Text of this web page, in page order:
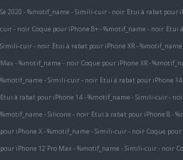
Se 2020 - %motif_name - Simili-cuir - noir Etui à rabat pour
cuir - noir Coque pour iPhone 8+ - %motif_name - noir Etui
Simili-cuir - noir Etui à rabat pour iPhone XR -
Max - %motif_name - noir Coque pour iPhone XR -
%motif_name - Simili-cuir - noir Etui à rabat pour iPhone
Etui à rabat pour iPhone 14 - %motif_name - Simili-cuir -
%motif_name - Silicone - noir Etui à rabat pour iPhone 8 -
pour iPhone X - %motif_name - Simili-cuir - noir Coque
pour iPhone 12 Pro Max - %motif_name - Simili-cuir - noir